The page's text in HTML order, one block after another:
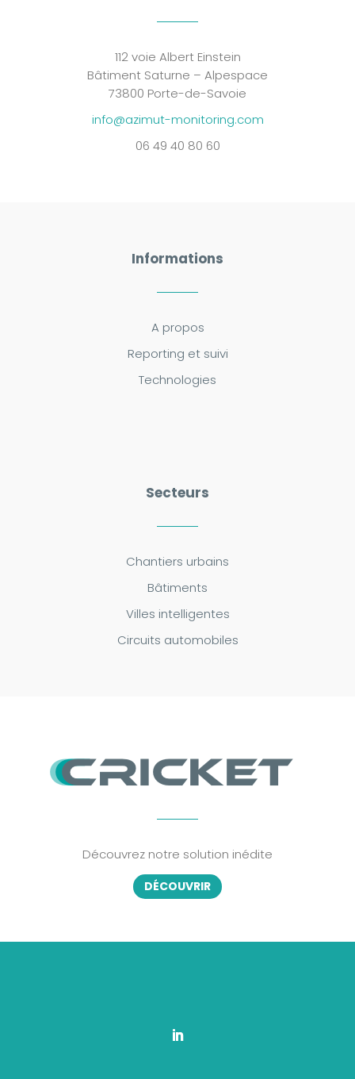
112 voie Albert Einstein
Bâtiment Saturne – Alpespace
73800 Porte-de-Savoie
info@azimut-monitoring.com
06 49 40 80 60
Informations
A propos
Reporting et suivi
Technologies
Secteurs
Chantiers urbains
Bâtiments
Villes intelligentes
Circuits automobiles
Découvrez notre solution inédite
DÉCOUVRIR